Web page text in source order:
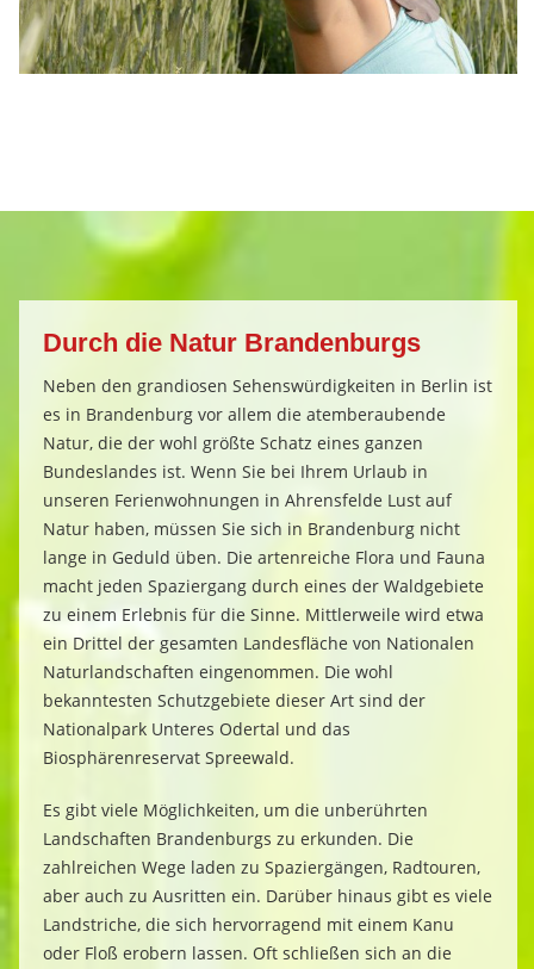
Durch die Natur Brandenburgs
Neben den grandiosen Sehenswürdigkeiten in Berlin ist
es in Brandenburg vor allem die atemberaubende
Natur, die der wohl größte Schatz eines ganzen
Bundeslandes ist. Wenn Sie bei Ihrem Urlaub in
unseren Ferienwohnungen in Ahrensfelde Lust auf
Natur haben, müssen Sie sich in Brandenburg nicht
lange in Geduld üben. Die artenreiche Flora und Fauna
macht jeden Spaziergang durch eines der Waldgebiete
zu einem Erlebnis für die Sinne. Mittlerweile wird etwa
ein Drittel der gesamten Landesfläche von Nationalen
Naturlandschaften eingenommen. Die wohl
bekanntesten Schutzgebiete dieser Art sind der
Nationalpark Unteres Odertal und das
Biosphärenreservat Spreewald.
Es gibt viele Möglichkeiten, um die unberührten
Landschaften Brandenburgs zu erkunden. Die
zahlreichen Wege laden zu Spaziergängen, Radtouren,
aber auch zu Ausritten ein. Darüber hinaus gibt es viele
Landstriche, die sich hervorragend mit einem Kanu
oder Floß erobern lassen. Oft schließen sich an die